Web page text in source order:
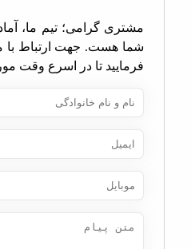
گرامی؛ تیم ما، آماده شنیدن
هست. جهت ارتباط با ما،
تا در اسرع وقت مورد شما را